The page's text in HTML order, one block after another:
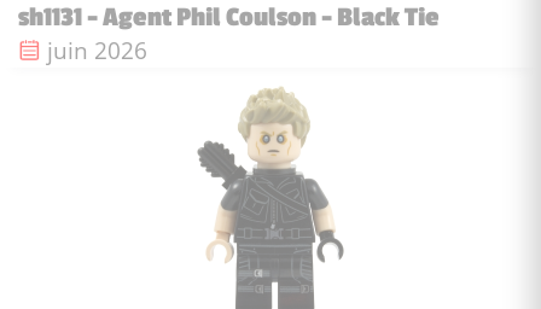
sh1131 - Agent Phil Coulson - Black Tie
Date de sortie :
juin 2026